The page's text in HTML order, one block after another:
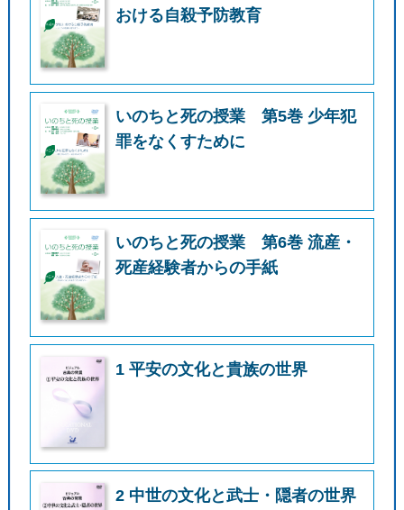
おける自殺予防教育
いのちと死の授業 第5巻 少年犯
罪をなくすために
いのちと死の授業 第6巻 流産・
死産経験者からの手紙
1 平安の文化と貴族の世界
2 中世の文化と武士・隠者の世界